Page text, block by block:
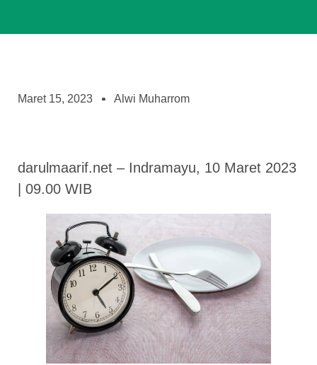
Maret 15, 2023 Alwi Muharrom
darulmaarif.net – Indramayu, 10 Maret 2023
| 09.00 WIB